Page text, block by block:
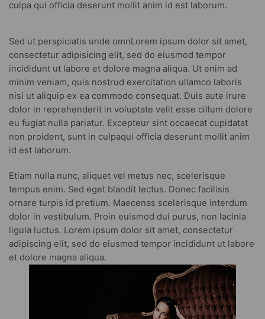
culpa qui officia deserunt mollit anim id est laborum.
Sed ut perspiciatis unde omnLorem ipsum dolor sit amet,
consectetur adipisicing elit, sed do eiusmod tempor
incididunt ut labore et dolore magna aliqua. Ut enim ad
minim veniam, quis nostrud exercitation ullamco laboris
nisi ut aliquip ex ea commodo consequat. Duis aute irure
dolor in reprehenderit in voluptate velit esse cillum dolore
eu fugiat nulla pariatur. Excepteur sint occaecat cupidatat
non proident, sunt in culpaqui officia deserunt mollit anim
id est laborum.
Etiam nulla nunc, aliquet vel metus nec, scelerisque
tempus enim. Sed eget blandit lectus. Donec facilisis
ornare turpis id pretium. Maecenas scelerisque interdum
dolor in vestibulum. Proin euismod dui purus, non lacinia
ligula luctus. Lorem ipsum dolor sit amet, consectetur
adipiscing elit, sed do eiusmod tempor incididunt ut labore
et dolore magna aliqua.